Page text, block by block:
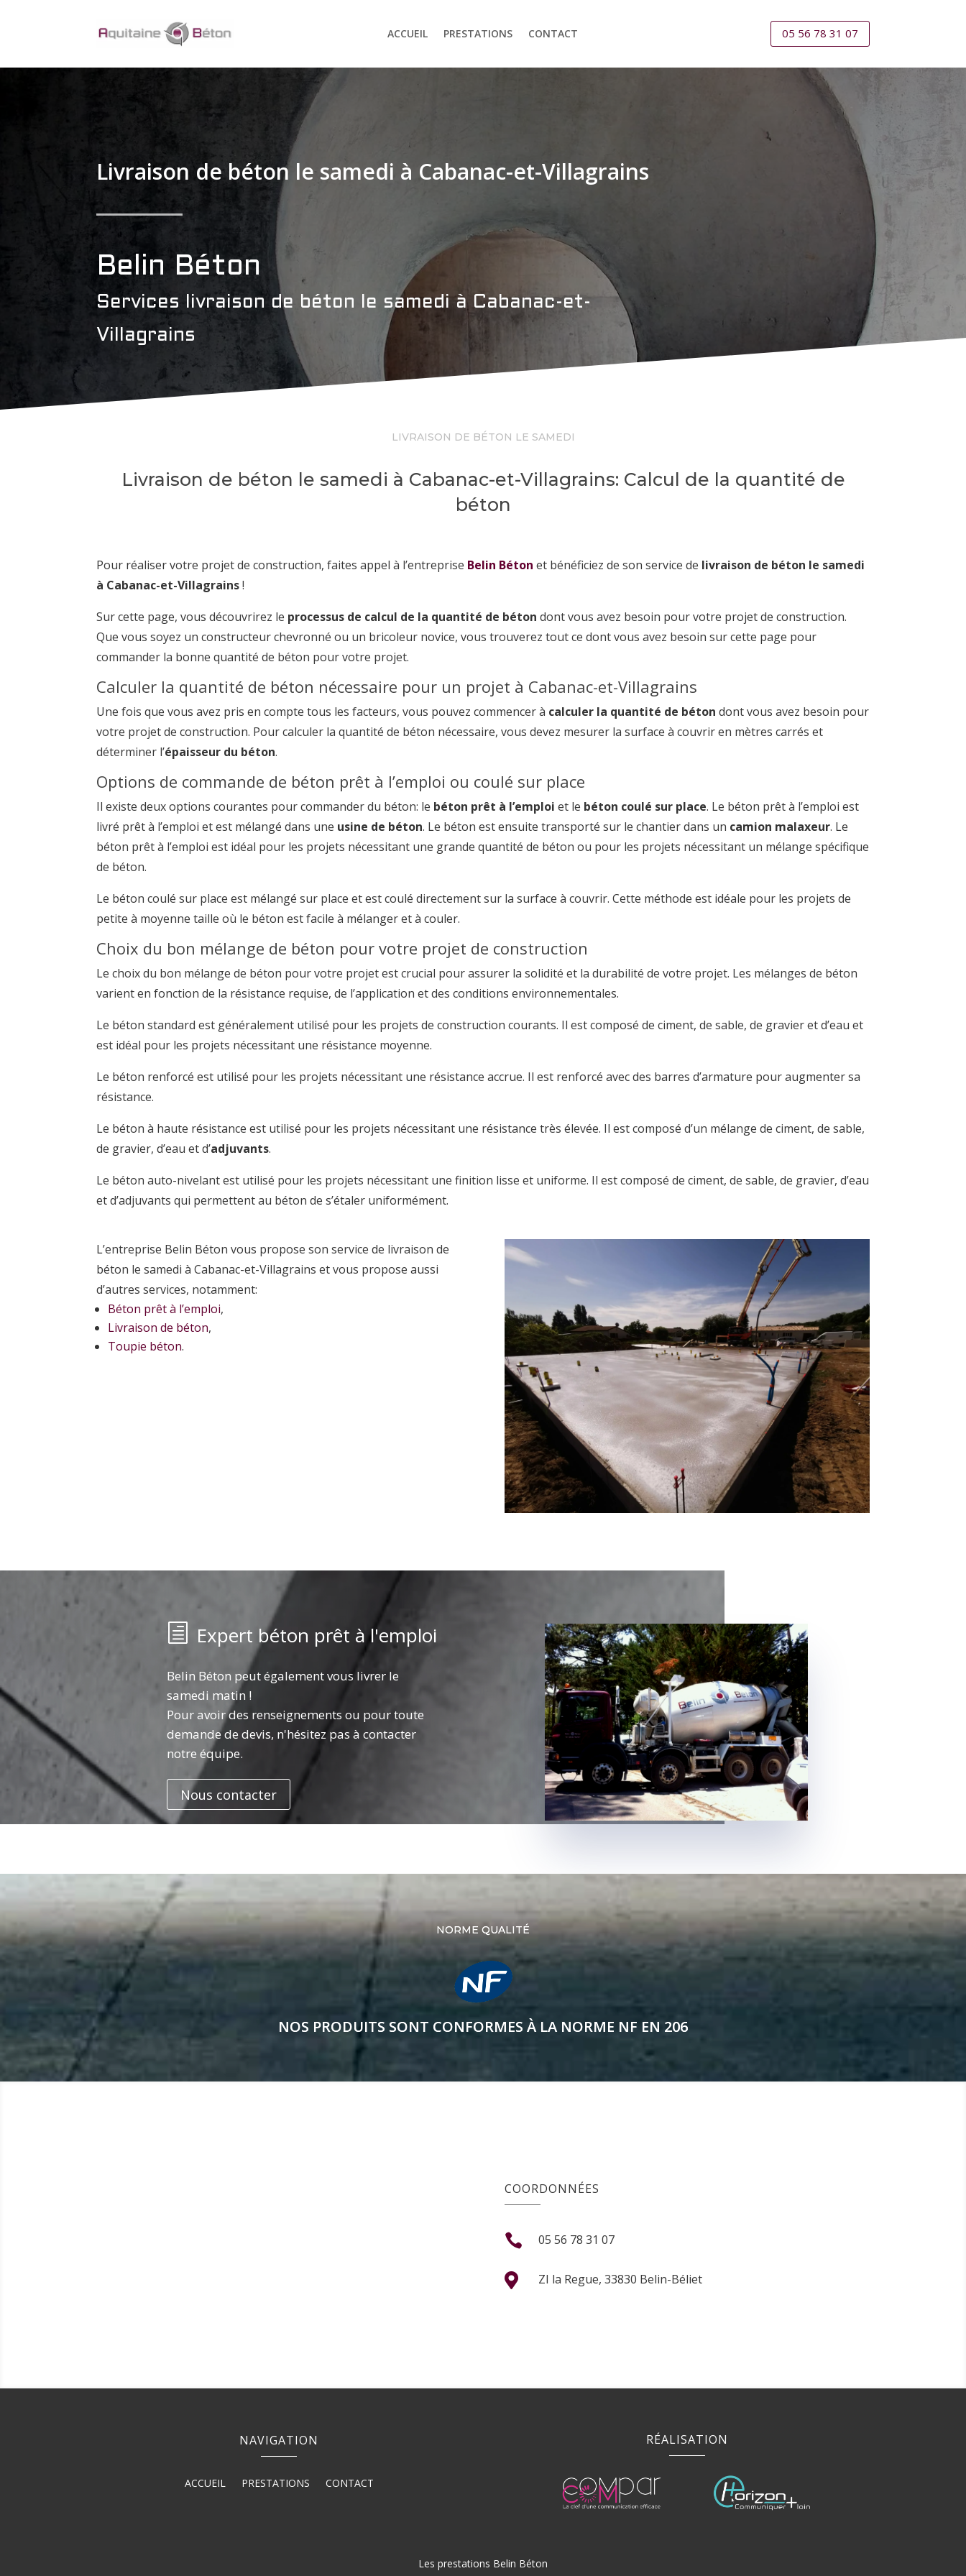
ACCUEIL PRESTATIONS CONTACT 05 56 78 31 07
Livraison de béton le samedi à Cabanac-et-Villagrains
Belin Béton
Services livraison de béton le samedi à Cabanac-et-
Villagrains
LIVRAISON DE BÉTON LE SAMEDI
Livraison de béton le samedi à Cabanac-et-Villagrains: Calcul de la quantité de
béton
Pour réaliser votre projet de construction, faites appel à l’entreprise Belin Béton et bénéficiez de son service de livraison de béton le samedi
à Cabanac-et-Villagrains!
Sur cette page, vous découvrirez le processus de calcul de la quantité de béton dont vous avez besoin pour votre projet de construction.
Que vous soyez un constructeur chevronné ou un bricoleur novice, vous trouverez tout ce dont vous avez besoin sur cette page pour
commander la bonne quantité de béton pour votre projet.
Calculer la quantité de béton nécessaire pour un projet à Cabanac-et-Villagrains
Une fois que vous avez pris en compte tous les facteurs, vous pouvez commencer à calculer la quantité de béton dont vous avez besoin pour
votre projet de construction. Pour calculer la quantité de béton nécessaire, vous devez mesurer la surface à couvrir en mètres carrés et
déterminer l’épaisseur du béton.
Options de commande de béton prêt à l’emploi ou coulé sur place
Il existe deux options courantes pour commander du béton: le béton prêt à l’emploi et le béton coulé sur place. Le béton prêt à l’emploi est
livré prêt à l’emploi et est mélangé dans une usine de béton. Le béton est ensuite transporté sur le chantier dans un camion malaxeur. Le
béton prêt à l’emploi est idéal pour les projets nécessitant une grande quantité de béton ou pour les projets nécessitant un mélange spécifique
de béton.
Le béton coulé sur place est mélangé sur place et est coulé directement sur la surface à couvrir. Cette méthode est idéale pour les projets de
petite à moyenne taille où le béton est facile à mélanger et à couler.
Choix du bon mélange de béton pour votre projet de construction
Le choix du bon mélange de béton pour votre projet est crucial pour assurer la solidité et la durabilité de votre projet. Les mélanges de béton
varient en fonction de la résistance requise, de l’application et des conditions environnementales.
Le béton standard est généralement utilisé pour les projets de construction courants. Il est composé de ciment, de sable, de gravier et d’eau et
est idéal pour les projets nécessitant une résistance moyenne.
Le béton renforcé est utilisé pour les projets nécessitant une résistance accrue. Il est renforcé avec des barres d’armature pour augmenter sa
résistance.
Le béton à haute résistance est utilisé pour les projets nécessitant une résistance très élevée. Il est composé d’un mélange de ciment, de sable,
de gravier, d’eau et d’adjuvants.
Le béton auto-nivelant est utilisé pour les projets nécessitant une finition lisse et uniforme. Il est composé de ciment, de sable, de gravier, d’eau
et d’adjuvants qui permettent au béton de s’étaler uniformément.
L’entreprise Belin Béton vous propose son service de livraison de
béton le samedi à Cabanac-et-Villagrains et vous propose aussi
d’autres services, notamment:
Béton prêt à l’emploi,
Livraison de béton,
Toupie béton.
Expert béton prêt à l'emploi
Belin Béton peut également vous livrer le
samedi matin !
Pour avoir des renseignements ou pour toute
demande de devis, n'hésitez pas à contacter
notre équipe.
Nous contacter
NORME QUALITÉ
NOS PRODUITS SONT CONFORMES À LA NORME NF EN 206
COORDONNÉES
 05 56 78 31 07
 ZI la Regue, 33830 Belin-Béliet
NAVIGATION
ACCUEIL PRESTATIONS CONTACT
RÉALISATION
Les prestations Belin Béton